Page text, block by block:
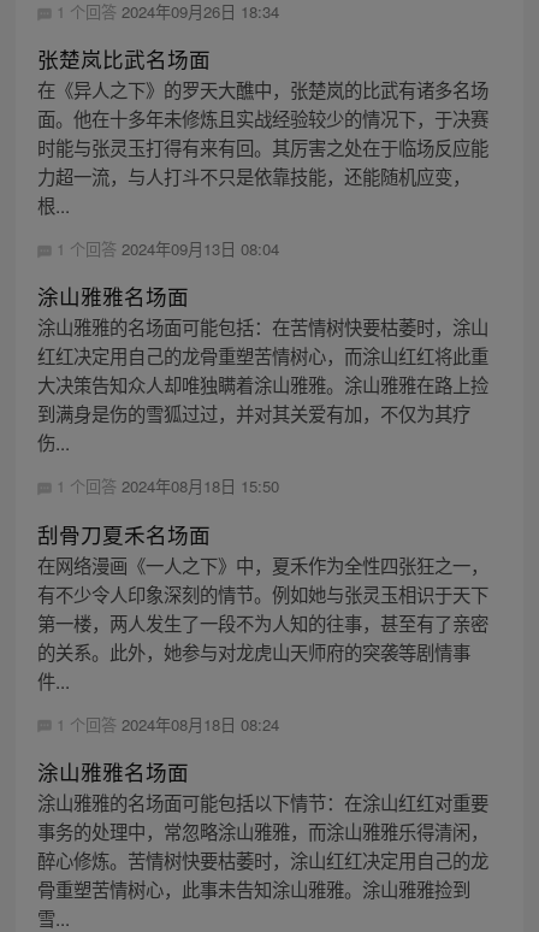
1 个回答 2024年09月26日 18:34
张楚岚比武名场面
在《异人之下》的罗天大醮中，张楚岚的比武有诸多名场
面。他在十多年未修炼且实战经验较少的情况下，于决赛
时能与张灵玉打得有来有回。其厉害之处在于临场反应能
力超一流，与人打斗不只是依靠技能，还能随机应变，
根...
1 个回答 2024年09月13日 08:04
涂山雅雅名场面
涂山雅雅的名场面可能包括：在苦情树快要枯萎时，涂山
红红决定用自己的龙骨重塑苦情树心，而涂山红红将此重
大决策告知众人却唯独瞒着涂山雅雅。涂山雅雅在路上捡
到满身是伤的雪狐过过，并对其关爱有加，不仅为其疗
伤...
1 个回答 2024年08月18日 15:50
刮骨刀夏禾名场面
在网络漫画《一人之下》中，夏禾作为全性四张狂之一，
有不少令人印象深刻的情节。例如她与张灵玉相识于天下
第一楼，两人发生了一段不为人知的往事，甚至有了亲密
的关系。此外，她参与对龙虎山天师府的突袭等剧情事
件...
1 个回答 2024年08月18日 08:24
涂山雅雅名场面
涂山雅雅的名场面可能包括以下情节：在涂山红红对重要
事务的处理中，常忽略涂山雅雅，而涂山雅雅乐得清闲，
醉心修炼。苦情树快要枯萎时，涂山红红决定用自己的龙
骨重塑苦情树心，此事未告知涂山雅雅。涂山雅雅捡到
雪...